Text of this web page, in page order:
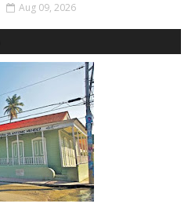
Aug 09, 2026